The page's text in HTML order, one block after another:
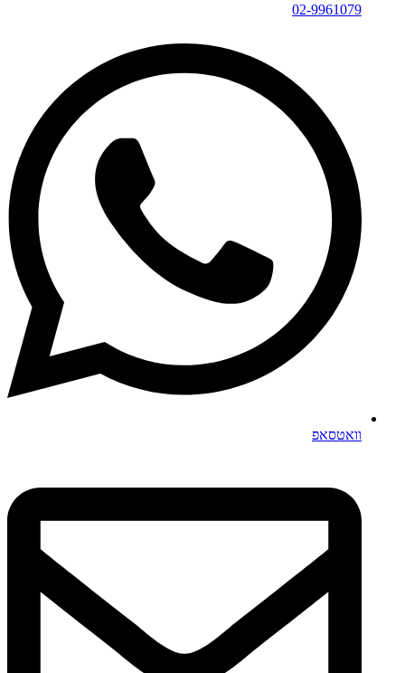
02-9961079
וואטסאפ